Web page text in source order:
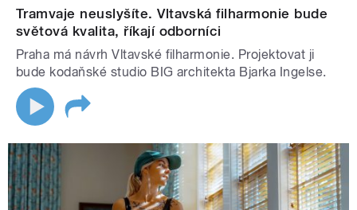
Tramvaje neuslyšíte. Vltavská filharmonie bude
světová kvalita, říkají odborníci
Praha má návrh Vltavské filharmonie. Projektovat ji
bude kodaňské studio BIG architekta Bjarka Ingelse.